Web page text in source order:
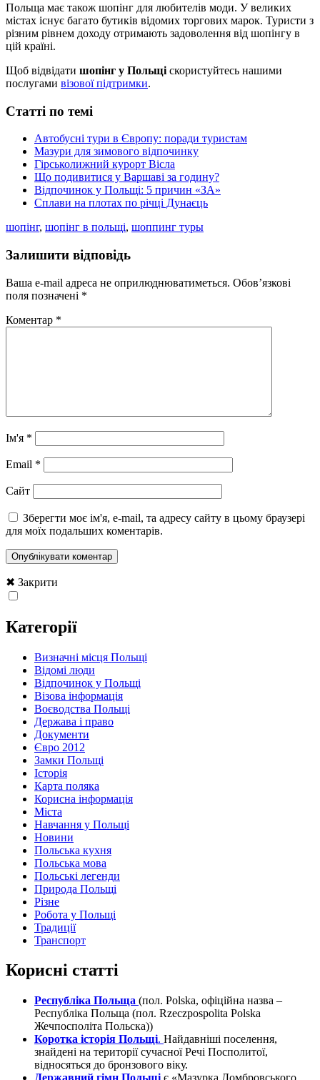
Польща має також шопінг для любителів моди. У великих
містах існує багато бутиків відомих торгових марок. Туристи з
різним рівнем доходу отримають задоволення від шопінгу в
цій країні.
Щоб відвідати шопінг у Польщі скористуйтесь нашими
послугами візової підтримки.
Статті по темі
Автобусні тури в Європу: поради туристам
Мазури для зимового відпочинку
Гірськолижний курорт Вісла
Що подивитися у Варшаві за годину?
Відпочинок у Польщі: 5 причин «ЗА»
Сплави на плотах по річці Дунаєць
шопінг, шопінг в польщі, шоппинг туры
Залишити відповідь
Ваша e-mail адреса не оприлюднюватиметься. Обов’язкові
поля позначені *
Коментар *
Ім'я *
Email *
Сайт
Зберегти моє ім'я, e-mail, та адресу сайту в цьому браузері
для моїх подальших коментарів.
✖ Закрити
Категорії
Визначні місця Польщі
Відомі люди
Відпочинок у Польщі
Візова інформація
Воєводства Польщі
Держава і право
Документи
Євро 2012
Замки Польщі
Історія
Карта поляка
Корисна інформація
Міста
Навчання у Польщі
Новини
Польська кухня
Польська мова
Польські легенди
Природа Польщі
Різне
Робота у Польщі
Традиції
Транспорт
Корисні статті
Республіка Польща (пол. Polska, офіційна назва –
Республіка Польща (пол. Rzeczpospolita Polska
Жечпосполіта Польска))
Коротка історія Польщі. Найдавніші поселення,
знайдені на території сучасної Речі Посполитої,
відносяться до бронзового віку.